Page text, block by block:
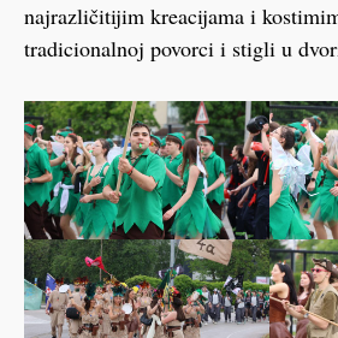
najrazličitijim kreacijama i
tradicionalnoj povorci i stigli u